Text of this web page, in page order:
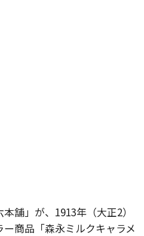
舗」が、1913年（大正2）
商品「森永ミルクキャラメ